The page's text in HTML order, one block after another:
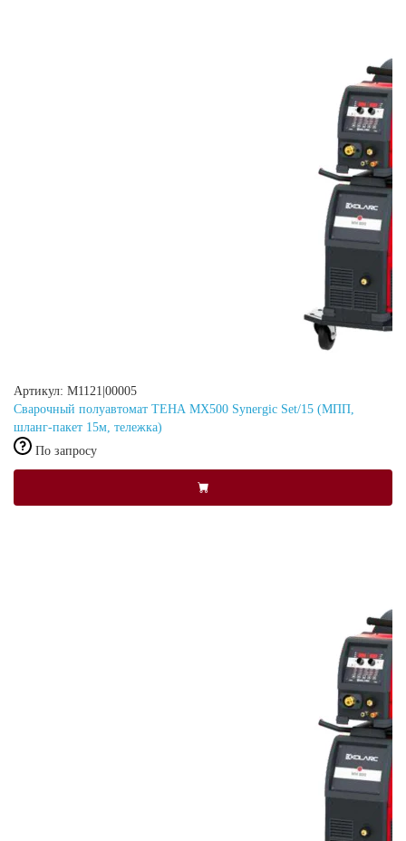
Артикул: M1121|00005
Сварочный полуавтомат ТЕНА MX500 Synergic Set/15 (МПП,
шланг-пакет 15м, тележка)
По запросу